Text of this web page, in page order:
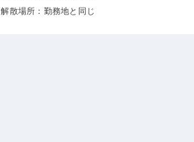
解散場所：勤務地と同じ